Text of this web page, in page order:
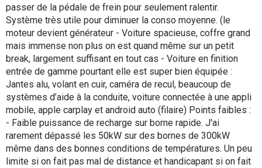
passer de la pédale de frein pour seulement ralentir.
Système très utile pour diminuer la conso moyenne. (le
moteur devient générateur - Voiture spacieuse, coffre grand
mais immense non plus on est quand même sur un petit
break, largement suffisant en tout cas - Voiture en finition
entrée de gamme pourtant elle est super bien équipée :
Jantes alu, volant en cuir, caméra de recul, beaucoup de
systèmes d’aide à la conduite, voiture connectée à une appli
mobile, apple carplay et android auto (filaire) Points faibles :
- Faible puissance de recharge sur borne rapide. J'ai
rarement dépassé les 50kW sur des bornes de 300kW
même dans des bonnes conditions de températures. Un peu
limite si on fait pas mal de distance et handicapant si on fait